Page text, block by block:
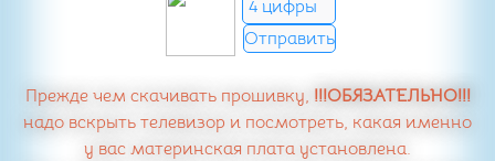
Прежде чем скачивать прошивку, !!!ОБЯЗАТЕЛЬНО!!!
надо вскрыть телевизор и посмотреть, какая именно
у вас материнская плата установлена.